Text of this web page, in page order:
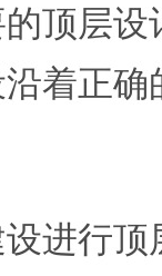
顶层
着正
行顶